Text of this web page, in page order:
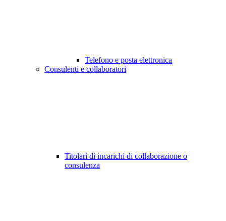
Telefono e posta elettronica
Consulenti e collaboratori
Titolari di incarichi di collaborazione o
consulenza